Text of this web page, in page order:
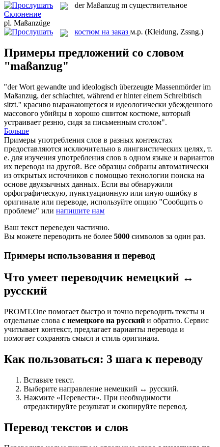
derMaßanzug m существительное
Склонение
pl. Maßanzüge
костюм на заказ м.р. (Kleidung, Zssng.)
Примеры предложений со словом
"maßanzug"
"der Wort gewandte und ideologisch überzeugte Massenmörder im
Maßanzug, der schlachtet, während er hinter einem Schreibtisch
sitzt." красиво выражающегося и идеологически убежденного
массового убийцы в хорошо сшитом костюме, который
устраивает резню, сидя за письменным столом".
Больше
Примеры употребления слов в разных контекстах
предоставляются исключительно в лингвистических целях, т.
е. для изучения употребления слов в одном языке и вариантов
их перевода на другой. Все образцы собраны автоматически
из открытых источников с помощью технологии поиска на
основе двуязычных данных. Если вы обнаружили
орфографическую, пунктуационную или иную ошибку в
оригинале или переводе, используйте опцию "Сообщить о
проблеме" или напишите нам
Ваш текст переведен частично.
Вы можете переводить не более 5000 символов за один раз.
Примеры использования и перевод
Что умеет переводчик немецкий ↔
русский
PROMT.One помогает быстро и точно переводить тексты и
отдельные слова с немецкого на русский и обратно. Сервис
учитывает контекст, предлагает варианты перевода и
помогает сохранять смысл и стиль оригинала.
Как пользоваться: 3 шага к переводу
Вставьте текст.
Выберите направление немецкий ↔ русский.
Нажмите «Перевести». При необходимости
отредактируйте результат и скопируйте перевод.
Перевод текстов и слов